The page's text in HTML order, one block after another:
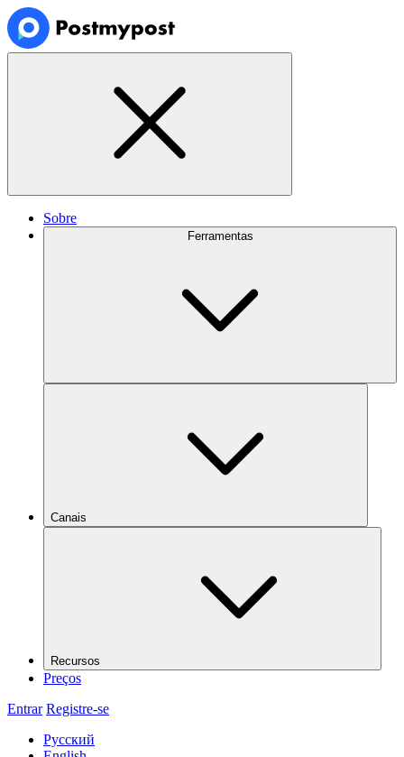
Sobre
Ferramentas
Canais
Recursos
Preços
Entrar Registre-se
Русский